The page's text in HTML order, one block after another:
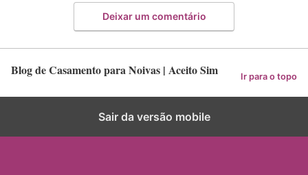
Deixar um comentário
Blog de Casamento para Noivas | Aceito Sim Ir para o topo
Sair da versão mobile